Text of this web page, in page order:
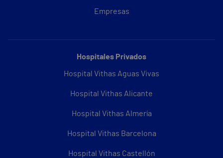
Empresas
Hospitales Privados
Hospital Vithas Aguas Vivas
Hospital Vithas Alicante
Hospital Vithas Almería
Hospital Vithas Barcelona
Hospital Vithas Castellón